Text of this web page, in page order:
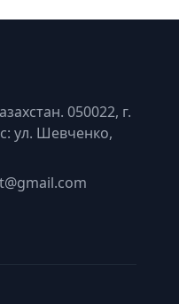
050022, г.
ул. Шевченко,